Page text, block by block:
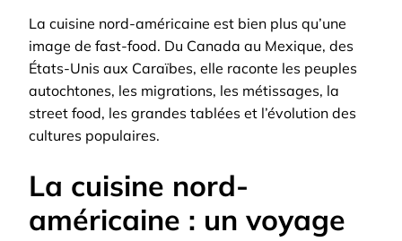
La cuisine nord-américaine est bien plus qu’une
image de fast-food. Du Canada au Mexique, des
États-Unis aux Caraïbes, elle raconte les peuples
autochtones, les migrations, les métissages, la
street food, les grandes tablées et l’évolution des
cultures populaires.
La cuisine nord-
américaine : un voyage